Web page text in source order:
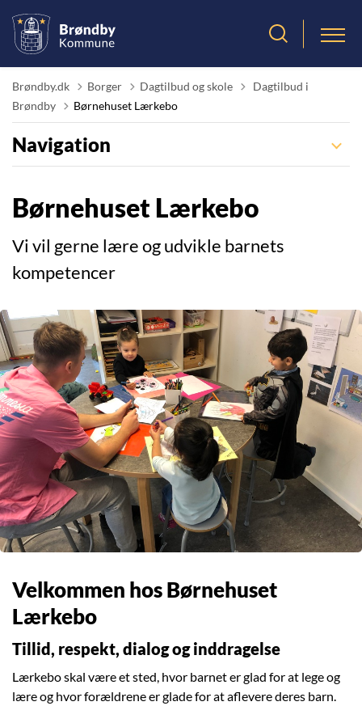
Brøndby.dk Borger Dagtilbud og skole Tilbage til
Dagtilbud i
Brøndby
Børnehuset Lærkebo
Navigation
Børnehuset Lærkebo
Vi vil gerne lære og udvikle barnets
kompetencer
Velkommen hos Børnehuset
Lærkebo
Tillid, respekt, dialog og inddragelse
Lærkebo skal være et sted, hvor barnet er glad for at lege og
lære og hvor forældrene er glade for at aflevere deres barn.